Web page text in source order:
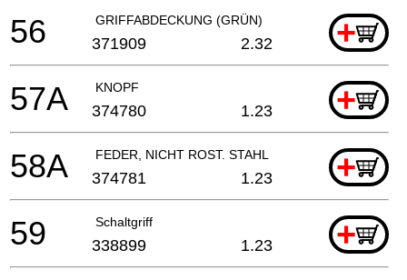
GRIFFABDECKUNG (GRÜN) +
56 371909 2.32
KNOPF +
57A 374780 1.23
FEDER, NICHT ROST. STAHL +
58A 374781 1.23
Schaltgriff +
59 338899 1.23